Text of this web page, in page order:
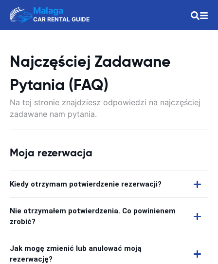
Malaga
CAR RENTAL GUIDE
Najczęściej Zadawane
Pytania (FAQ)
Na tej stronie znajdziesz odpowiedzi na najczęściej
zadawane nam pytania.
Moja rezerwacja
Kiedy otrzymam potwierdzenie rezerwacji?
Nie otrzymałem potwierdzenia. Co powinienem
zrobić?
Jak mogę zmienić lub anulować moją
rezerwację?